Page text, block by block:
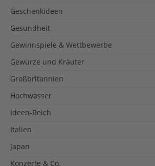
Geschenkideen
Gesundheit
Gewinnspiele & Wettbewerbe
Gewürze und Kräuter
Großbritannien
Hochwasser
Ideen-Reich
Italien
Japan
Konzerte & Co.